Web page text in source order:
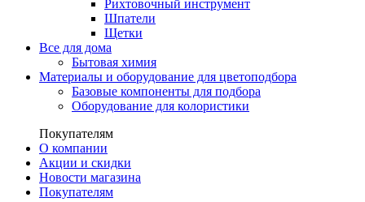
Рихтовочный инструмент
Шпатели
Щетки
Все для дома
Бытовая химия
Материалы и оборудование для цветоподбора
Базовые компоненты для подбора
Оборудование для колористики
Покупателям
О компании
Акции и скидки
Новости магазина
Покупателям